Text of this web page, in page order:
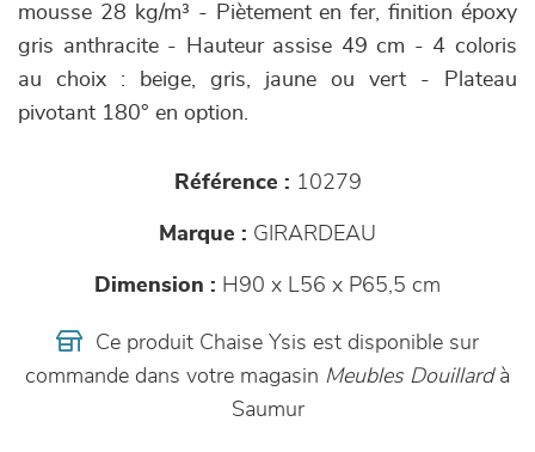
mousse 28 kg/m³ - Piètement en fer, finition époxy
gris anthracite - Hauteur assise 49 cm - 4 coloris
au choix : beige, gris, jaune ou vert - Plateau
pivotant 180° en option.
Référence : 10279
Marque : GIRARDEAU
Dimension : H90 x L56 x P65,5 cm
Ce produit Chaise Ysis est disponible sur
commande dans votre magasin Meubles Douillardà
Saumur